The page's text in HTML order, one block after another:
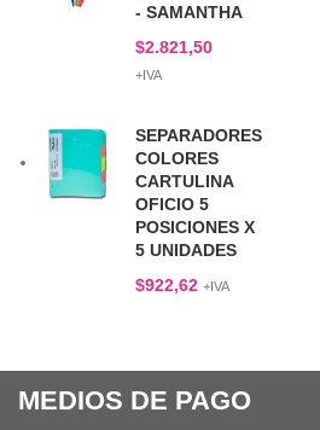
- SAMANTHA
$2.821,50
+IVA
SEPARADORES
COLORES
CARTULINA
OFICIO 5
POSICIONES X
5 UNIDADES
$922,62 +IVA
MEDIOS DE PAGO